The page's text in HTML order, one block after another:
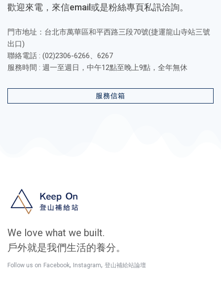
歡迎來電，來信email或是粉絲專頁私訊洽詢。
門市地址：台北市萬華區和平西路三段70號(捷運龍山寺站三號
出口)
聯絡電話 : (02)2306-6266、6267
服務時間 : 週一至週日，中午12點至晚上9點，全年無休
服務信箱
We love what we built.
戶外就是我們生活的養分。
Follow us on Facebook, Instagram, 登山補給站論壇